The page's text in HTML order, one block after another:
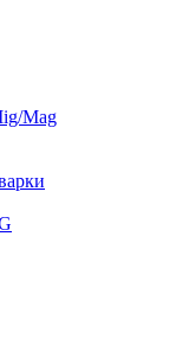
Mag